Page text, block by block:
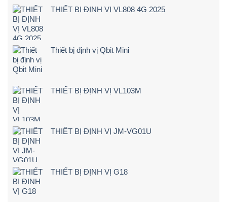
Rẻ
lái
xe
độ
Xe
Bảng
Chọn
(2026)
THIẾT BỊ ĐỊNH VỊ VL808 4G 2025
Thiết bị định vị Qbit Mini
THIẾT BỊ ĐỊNH VỊ VL103M
THIẾT BỊ ĐỊNH VỊ JM-VG01U
THIẾT BỊ ĐỊNH VỊ G18